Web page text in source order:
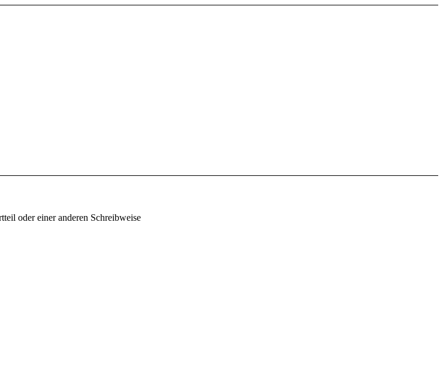
oder einer anderen Schreibweise